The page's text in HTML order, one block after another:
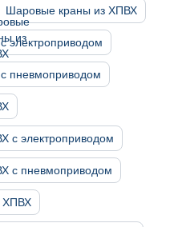
Шаровые краны из ХПВХ
электроприводом
пневмоприводом
с электроприводом
с пневмоприводом
ХПВХ